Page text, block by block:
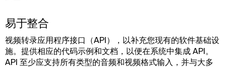
易于整合
视频转录应用程序接口（API），以补充您现有的软件基础设
施。提供相应的代码示例和文档，以便在系统中集成 API。
API 至少应支持所有类型的音频和视频格式输入，并与大多